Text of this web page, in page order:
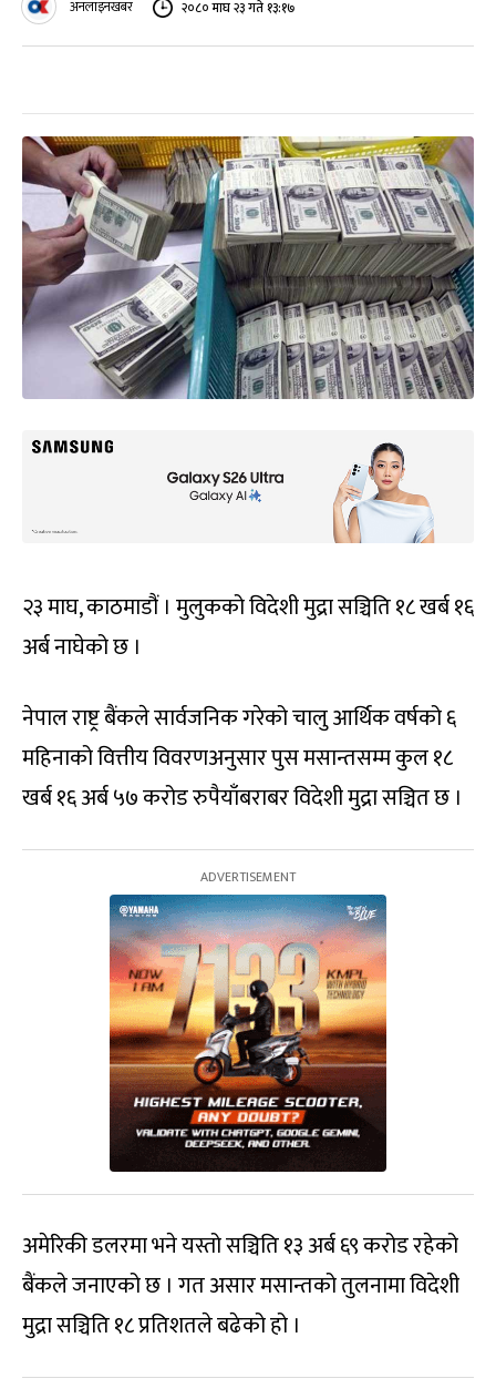
अनलाइनखबर २०८० माघ २३ गते १३:१७
२३ माघ, काठमाडौं । मुलुकको विदेशी मुद्रा सञ्चिति १८ खर्ब १६
अर्ब नाघेको छ ।
नेपाल राष्ट्र बैंकले सार्वजनिक गरेको चालु आर्थिक वर्षको ६
महिनाको वित्तीय विवरणअनुसार पुस मसान्तसम्म कुल १८
खर्ब १६ अर्ब ५७ करोड रुपैयाँबराबर विदेशी मुद्रा सञ्चित छ ।
अमेरिकी डलरमा भने यस्तो सञ्चिति १३ अर्ब ६९ करोड रहेको
बैंकले जनाएको छ । गत असार मसान्तको तुलनामा विदेशी
मुद्रा सञ्चिति १८ प्रतिशतले बढेको हो ।